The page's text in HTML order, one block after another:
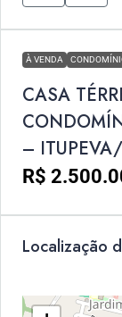
À VENDA
CASA
–
R$
Localização